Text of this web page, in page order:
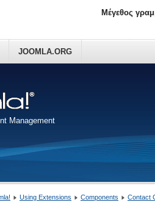
Management
JOOMLA.ORG
Μέγεθος
Using Extensions Components Contact